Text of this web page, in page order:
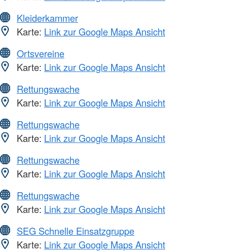
Kleiderkammer
Karte: Link zur Google Maps Ansicht
Ortsvereine
Karte: Link zur Google Maps Ansicht
Rettungswache
Karte: Link zur Google Maps Ansicht
Rettungswache
Karte: Link zur Google Maps Ansicht
Rettungswache
Karte: Link zur Google Maps Ansicht
Rettungswache
Karte: Link zur Google Maps Ansicht
SEG Schnelle Einsatzgruppe
Karte: Link zur Google Maps Ansicht